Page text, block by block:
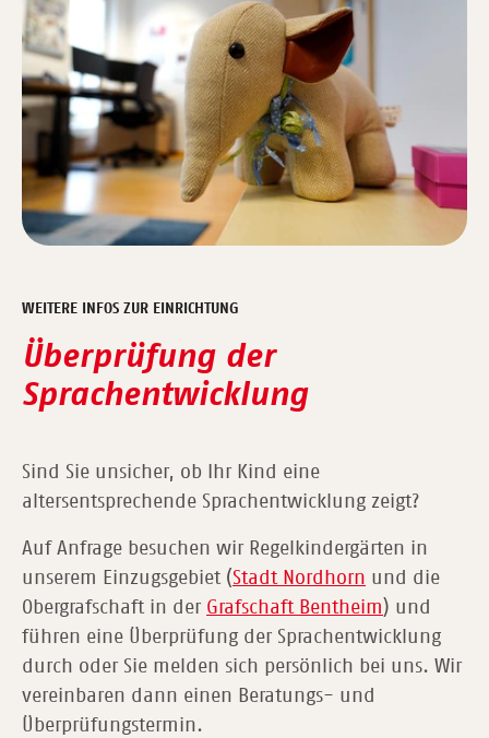
WEITERE INFOS ZUR EINRICHTUNG
Überprüfung der
Sprachentwicklung
Sind Sie unsicher, ob Ihr Kind eine
altersentsprechende Sprachentwicklung zeigt?
Auf Anfrage besuchen wir Regelkindergärten in
unserem Einzugsgebiet (Stadt Nordhorn und die
Obergrafschaft in der Grafschaft Bentheim) und
führen eine Überprüfung der Sprachentwicklung
durch oder Sie melden sich persönlich bei uns. Wir
vereinbaren dann einen Beratungs- und
Überprüfungstermin.